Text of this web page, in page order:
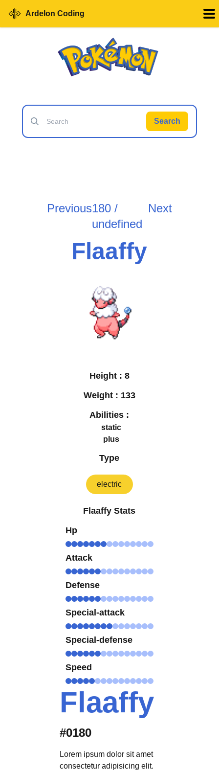
Ardelon Coding
Search
Previous180 /
undefined
Next
Flaaffy
Height : 8
Weight : 133
Abilities :
static
plus
Type
electric
Flaaffy Stats
Hp
Attack
Defense
Special-attack
Special-defense
Speed
Flaaffy
#0180
Lorem ipsum dolor sit amet
consectetur adipisicing elit.